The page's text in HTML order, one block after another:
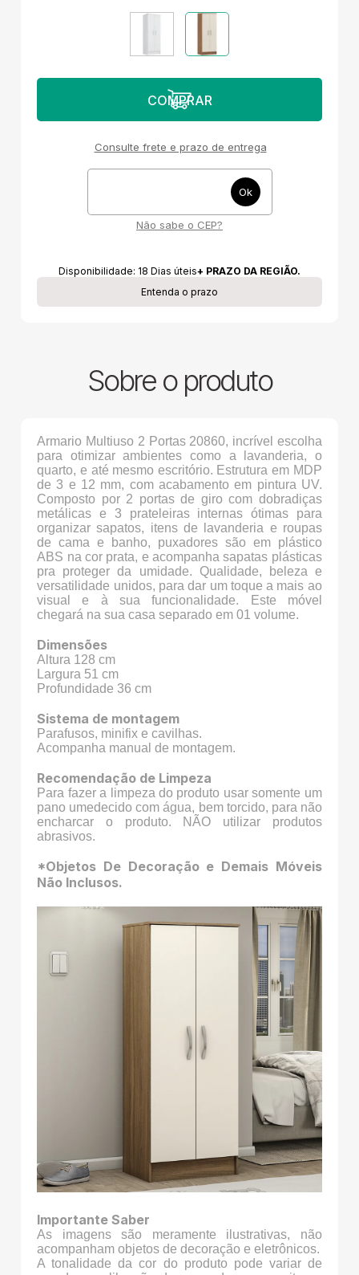
Consulte frete e prazo de entrega
Não sabe o CEP?
Disponibilidade: 18 Dias úteis+ PRAZO DA REGIÃO.
Entenda o prazo
Sobre o produto
Armario Multiuso 2 Portas 20860, incrível escolha
para otimizar ambientes como a lavanderia, o
quarto, e até mesmo escritório. Estrutura em MDP
de 3 e 12 mm, com acabamento em pintura UV.
Composto por 2 portas de giro com dobradiças
metálicas e 3 prateleiras internas ótimas para
organizar sapatos, itens de lavanderia e roupas
de cama e banho, puxadores são em plástico
ABS na cor prata, e acompanha sapatas plásticas
pra proteger da umidade. Qualidade, beleza e
versatilidade unidos, para dar um toque a mais ao
visual e à sua funcionalidade. Este móvel
chegará na sua casa separado em 01 volume.
Dimensões
Altura 128 cm
Largura 51 cm
Profundidade 36 cm
Sistema de montagem
Parafusos, minifix e cavilhas.
Acompanha manual de montagem.
Recomendação de Limpeza
Para fazer a limpeza do produto usar somente um
pano umedecido com água, bem torcido, para não
encharcar o produto. NÃO utilizar produtos
abrasivos.
*Objetos De Decoração e Demais Móveis
Não Inclusos.
Importante Saber
As imagens são meramente ilustrativas, não
acompanham objetos de decoração e eletrônicos.
A tonalidade da cor do produto pode variar de